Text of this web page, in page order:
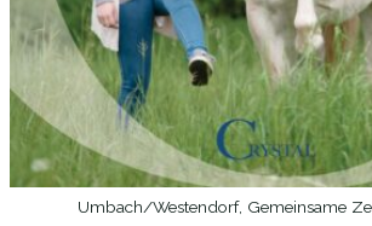
WEITERLESEN
Umbach/Westendorf, Gemeinsame